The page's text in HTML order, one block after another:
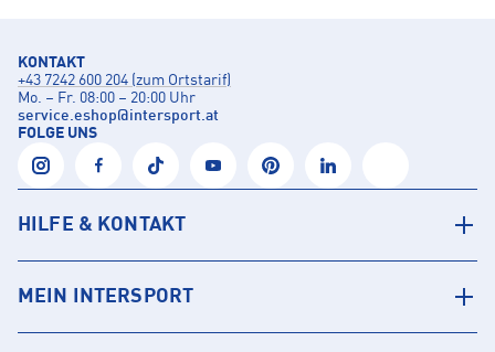
KONTAKT
+43 7242 600 204 (zum Ortstarif)
Mo. – Fr. 08:00 – 20:00 Uhr
service.eshop@intersport.at
FOLGE UNS
HILFE & KONTAKT
MEIN INTERSPORT